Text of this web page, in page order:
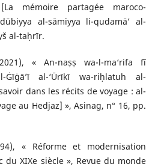
[La mémoire partagée maroco-
al-sāmiyya li-qudamā’ al-
al-taḥrīr.
« An-naṣṣ wa-l-ma‘rifa fī
Ġīġā’ī al-‘Ūrīkī wa-riḥlatuh al-
dans les récits de voyage : al-
au Hedjaz] », Asinag, n° 16, pp.
« Réforme et modernisation
XIXe siècle », Revue du monde